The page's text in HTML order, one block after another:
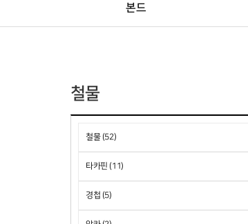
본드
철물
철물 (52)
타카핀 (11)
경첩 (5)